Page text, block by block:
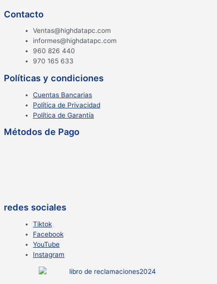
Contacto
Ventas@highdatapc.com
informes@highdatapc.com
960 826 440
970 165 633
Políticas y condiciones
Cuentas Bancarias
Política de Privacidad
Política de Garantía
Métodos de Pago
redes sociales
Tiktok
Facebook
YouTube
Instagram